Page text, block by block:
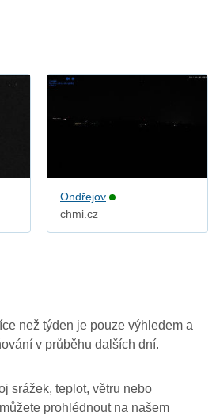
Ondřejov
chmi.cz
než týden je pouze výhledem a
v průběhu dalších dní.
srážek, teplot, větru nebo
prohlédnout na našem